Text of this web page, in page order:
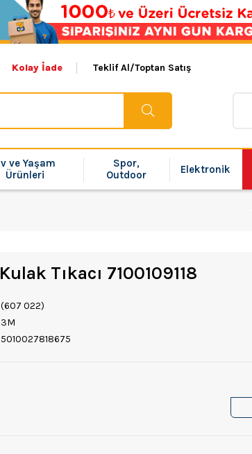
Kolay İade Teklif Al/Toptan Satış
ve Yaşam
Ürünleri
Spor,
Outdoor
Elektronik
Tıkacı 7100109118
(607 022)
3M
5010027818675